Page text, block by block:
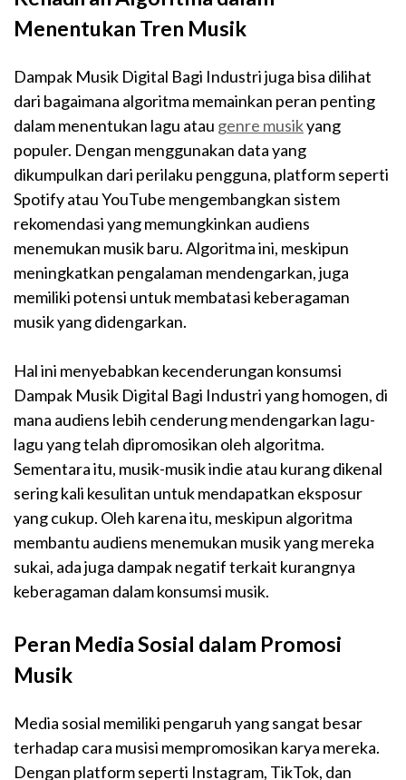
Menentukan Tren Musik
Dampak Musik Digital Bagi Industri juga bisa dilihat
dari bagaimana algoritma memainkan peran penting
dalam menentukan lagu atau genre musikyang
populer. Dengan menggunakan data yang
dikumpulkan dari perilaku pengguna, platform seperti
Spotify atau YouTube mengembangkan sistem
rekomendasi yang memungkinkan audiens
menemukan musik baru. Algoritma ini, meskipun
meningkatkan pengalaman mendengarkan, juga
memiliki potensi untuk membatasi keberagaman
musik yang didengarkan.
Hal ini menyebabkan kecenderungan konsumsi
Dampak Musik Digital Bagi Industri yang homogen, di
mana audiens lebih cenderung mendengarkan lagu-
lagu yang telah dipromosikan oleh algoritma.
Sementara itu, musik-musik indie atau kurang dikenal
sering kali kesulitan untuk mendapatkan eksposur
yang cukup. Oleh karena itu, meskipun algoritma
membantu audiens menemukan musik yang mereka
sukai, ada juga dampak negatif terkait kurangnya
keberagaman dalam konsumsi musik.
Peran Media Sosial dalam Promosi
Musik
Media sosial memiliki pengaruh yang sangat besar
terhadap cara musisi mempromosikan karya mereka.
Dengan platform seperti Instagram, TikTok, dan